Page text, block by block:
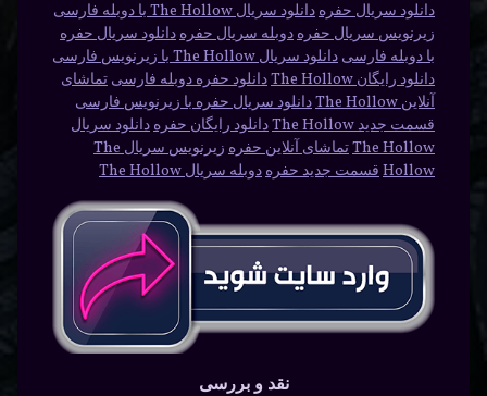
دانلود سریال حفرهدانلود سریال The Hollow با دوبله فارسی
زیرنویس سریال حفرهدوبله سریال حفرهدانلود سریال حفره
با دوبله فارسی دانلود سریال The Hollow با زیرنویس فارسی
دانلود رایگان The Hollow
دانلود حفره دوبله فارسی تماشای
آنلاین The Hollow
دانلود سریال حفره با زیرنویس فارسی
قسمت جدید The Hollow
دانلود رایگان حفرهدانلود سریال
The Hollowتماشای آنلاین حفره
زیرنویس سریال The
Hollowقسمت جدید حفرهدوبله سریال The Hollow
نقد و بررسی